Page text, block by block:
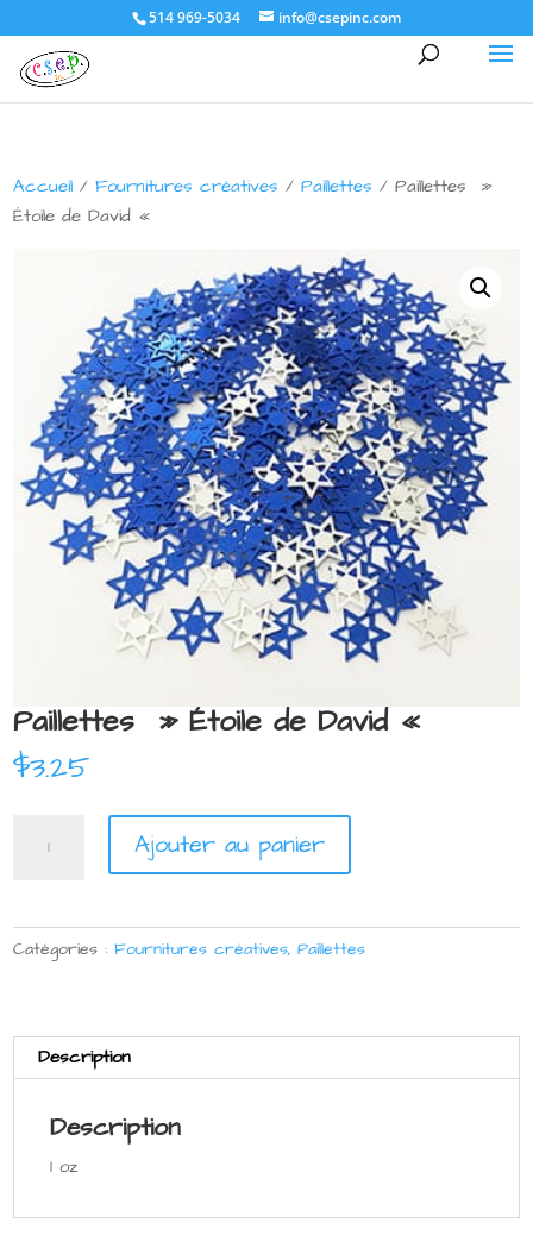
514 969-5034 info@csepinc.com
Accueil /Fournitures créatives /Paillettes / Paillettes »
Étoile de David «
Paillettes » Étoile de David «
$3.25
Étoile
"
Ajouter au panier
Catégories :Fournitures créatives,Paillettes
Description
Description
1 oz